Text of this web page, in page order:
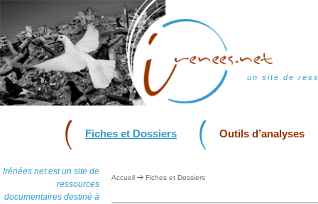
un site de
Fiches et Dossiers Outils d’analyses
Irénées.net est un site de
ressources
documentaires destiné à
Accueil Fiches et Dossiers